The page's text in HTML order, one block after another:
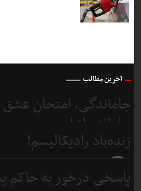
آخرین مطالب
جاماندگی، امتحانِ عشق
جامانده از اربعین...
4 روز
زنده‌باد رادیکالیسم!
پاسخی درخور به حاکم